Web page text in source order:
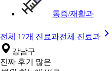
통증/재활과
전체 17개 진료과전체 진료과
강남구
진짜 후기 많은